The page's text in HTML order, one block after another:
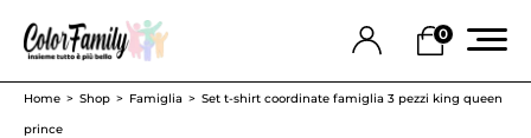
0
Home Shop Famiglia
Set t-shirt coordinate famiglia 3 pezzi king queen
prince